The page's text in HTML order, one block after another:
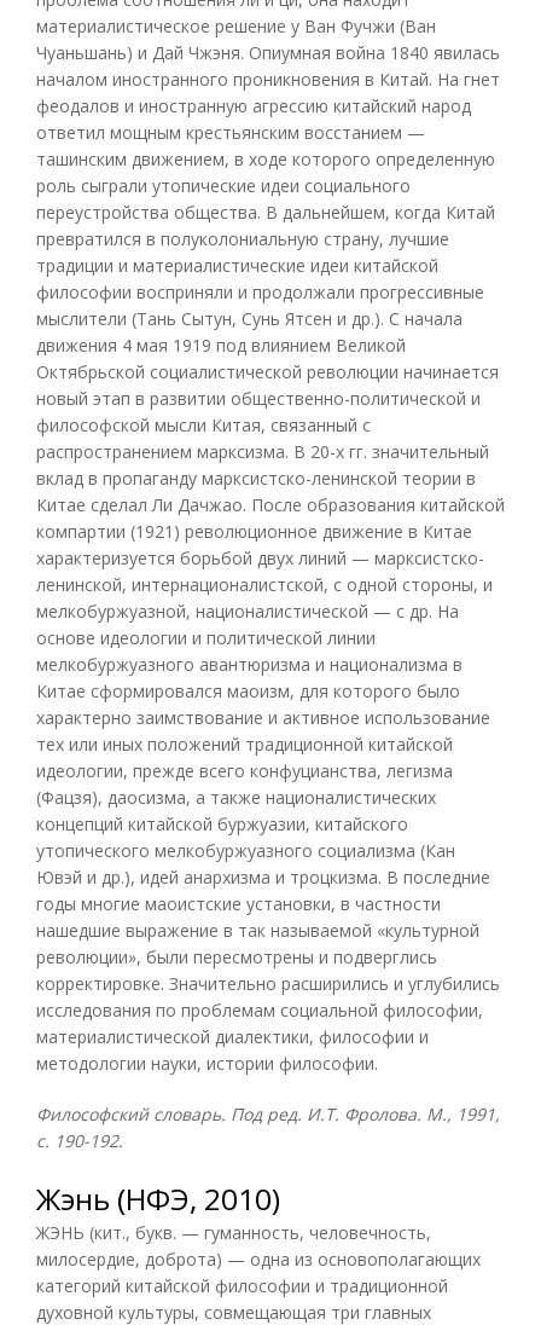
материалистическое решение у Ван Фучжи (Ван
Чуаньшань) и Дай Чжэня. Опиумная война 1840 явилась
началом иностранного проникновения в Китай. На гнет
феодалов и иностранную агрессию китайский народ
ответил мощным крестьянским восстанием —
ташинским движением, в ходе которого определенную
роль сыграли утопические идеи социального
переустройства общества. В дальнейшем, когда Китай
превратился в полуколониальную страну, лучшие
традиции и материалистические идеи китайской
философии восприняли и продолжали прогрессивные
мыслители (Тань Сытун, Сунь Ятсен и др.). С начала
движения 4 мая 1919 под влиянием Великой
Октябрьской социалистической революции начинается
новый этап в развитии общественно-политической и
философской мысли Китая, связанный с
распространением марксизма. В 20-х гг. значительный
вклад в пропаганду марксистско-ленинской теории в
Китае сделал Ли Дачжао. После образования китайской
компартии (1921) революционное движение в Китае
характеризуется борьбой двух линий — марксистско-
ленинской, интернационалистской, с одной стороны, и
мелкобуржуазной, националистической — с др. На
основе идеологии и политической линии
мелкобуржуазного авантюризма и национализма в
Китае сформировался маоизм, для которого было
характерно заимствование и активное использование
тех или иных положений традиционной китайской
идеологии, прежде всего конфуцианства, легизма
(Фацзя), даосизма, а также националистических
концепций китайской буржуазии, китайского
утопического мелкобуржуазного социализма (Кан
Ювэй и др.), идей анархизма и троцкизма. В последние
годы многие маоистские установки, в частности
нашедшие выражение в так называемой «культурной
революции», были пересмотрены и подверглись
корректировке. Значительно расширились и углубились
исследования по проблемам социальной философии,
материалистической диалектики, философии и
методологии науки, истории философии.
Философский словарь. Под ред. И.Т. Фролова. М., 1991,
с. 190-192.
Жэнь (НФЭ, 2010)
ЖЭНЬ (кит., букв. — гуманность, человечность,
милосердие, доброта) — одна из основополагающих
категорий китайской философии и традиционной
духовной культуры, совмещающая три главных